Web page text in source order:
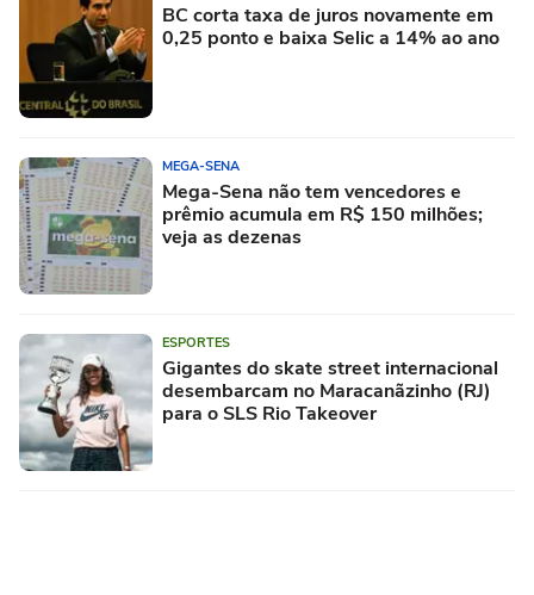
BC corta taxa de juros novamente em
0,25 ponto e baixa Selic a 14% ao ano
MEGA-SENA
Mega-Sena não tem vencedores e
prêmio acumula em R$ 150 milhões;
veja as dezenas
ESPORTES
Gigantes do skate street internacional
desembarcam no Maracanãzinho (RJ)
para o SLS Rio Takeover